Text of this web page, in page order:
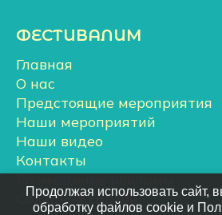
ФЕСТИВАЛИМ
Главная
О нас
Предстоящие мероприятия
Наши мероприятий
Наши видео
Контакты
Размещение рекламы
Создание сайтов
Продолжая использовать сайт,
обработку файлов cookie и